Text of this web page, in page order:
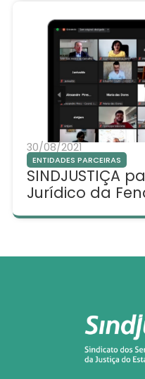
30/08/2021
ENTIDADES PARCEIRAS
SINDJUSTIÇA
Jurídico da